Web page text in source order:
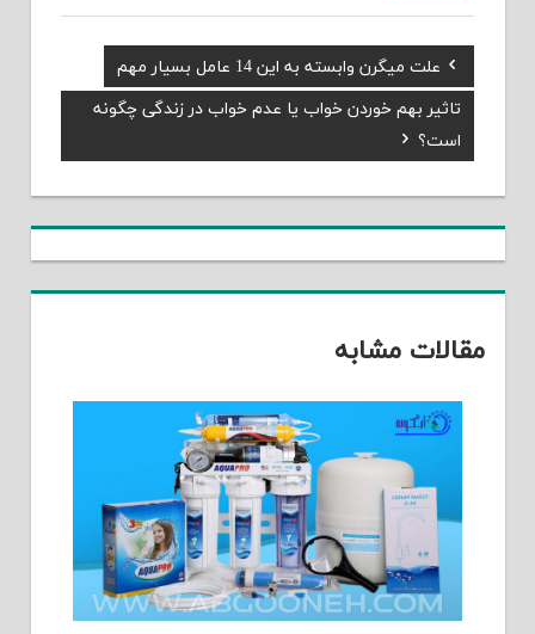
راهبری
نوشته
Previous
Post:
علت میگرن وابسته به این 14 عامل بسیار مهم
Next
Post:
تاثیر بهم خوردن خواب یا عدم خواب در زندگی چگونه
است؟
مقالات مشابه